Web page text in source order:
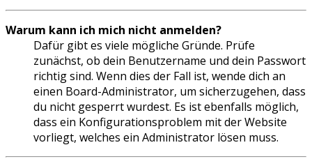
Warum kann ich mich nicht anmelden?
Dafür gibt es viele mögliche Gründe. Prüfe
zunächst, ob dein Benutzername und dein Passwort
richtig sind. Wenn dies der Fall ist, wende dich an
einen Board-Administrator, um sicherzugehen, dass
du nicht gesperrt wurdest. Es ist ebenfalls möglich,
dass ein Konfigurationsproblem mit der Website
vorliegt, welches ein Administrator lösen muss.